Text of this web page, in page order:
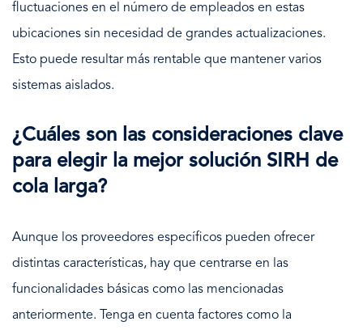
fluctuaciones en el número de empleados en estas
ubicaciones sin necesidad de grandes actualizaciones.
Esto puede resultar más rentable que mantener varios
sistemas aislados.
¿Cuáles son las consideraciones clave
para elegir la mejor solución SIRH de
cola larga?
Aunque los proveedores específicos pueden ofrecer
distintas características, hay que centrarse en las
funcionalidades básicas como las mencionadas
anteriormente. Tenga en cuenta factores como la